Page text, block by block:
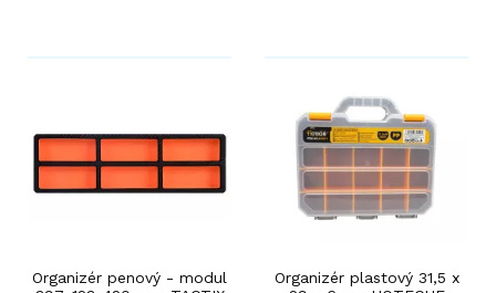
Organizér penový - modul
Organizér plastový 31,5 x